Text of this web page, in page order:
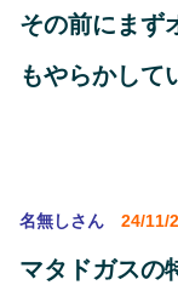
その前にまず
もやらかして
名無しさん 24/11/
マタドガスの